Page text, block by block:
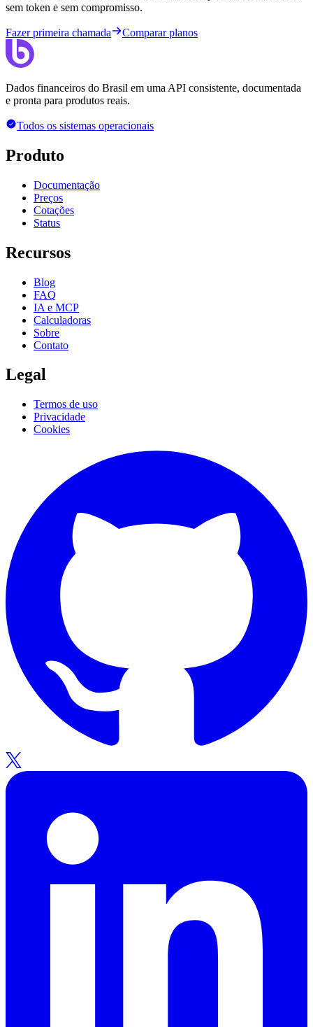
sem token e sem compromisso.
Fazer primeira chamada Comparar planos
Dados financeiros do Brasil em uma API consistente, documentada
e pronta para produtos reais.
Todos os sistemas operacionais
Produto
Documentação
Preços
Cotações
Status
Recursos
Blog
FAQ
IA e MCP
Calculadoras
Sobre
Contato
Legal
Termos de uso
Privacidade
Cookies